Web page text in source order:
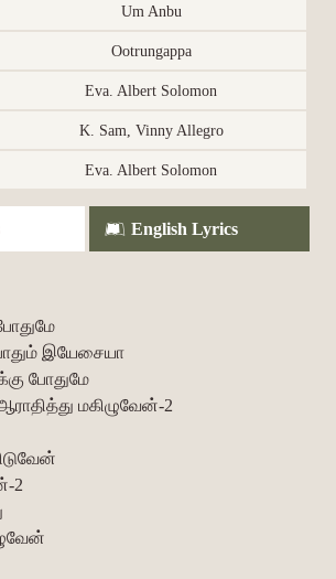
Um Anbu
Ootrungappa
Eva. Albert Solomon
K. Sam, Vinny Allegro
Eva. Albert Solomon
English Lyrics
இயேசையா
போதுமே
மகிழுவேன்-2
2